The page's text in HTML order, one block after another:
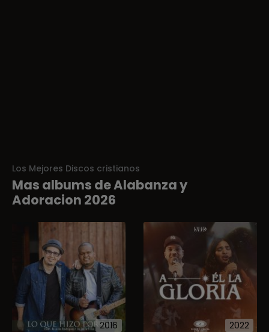
Los Mejores Discos cristianos
Mas albums de Alabanza y
Adoracion 2026
2016
2022